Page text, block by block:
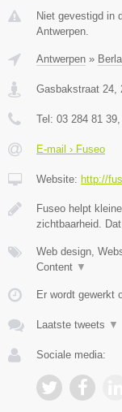
Niet gevestigd in
Antwerpen.
Antwerpen »
Gasbakstraat 24,
Tel: 03 284 81 39
E-mail › Fuseo
Website: http://
Fuseo helpt
zichtbaarheid. Dat
Web design,
Content ▼
Er wordt gewerkt
Laatste tweets ▼
Sociale media: